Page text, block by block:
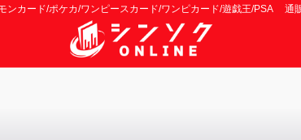
ンカード/ポケカ/ワンピースカード/ワンピカード/遊戯王/PSA 通